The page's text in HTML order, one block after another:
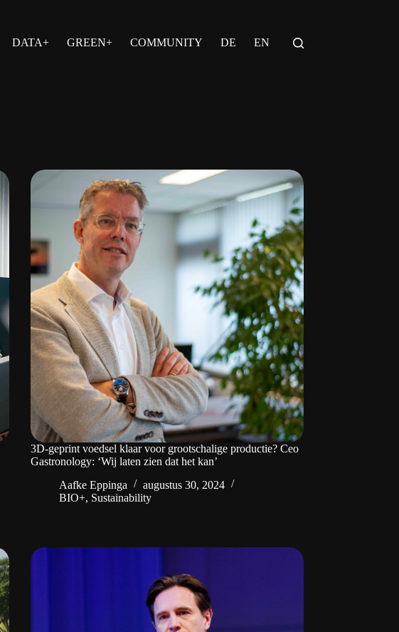
DATA+ GREEN+ COMMUNITY DE EN
3D-geprint voedsel klaar voor grootschalige productie? Ceo
Gastronology: ‘Wij laten zien dat het kan’
Aafke Eppinga
augustus 30, 2024
BIO+, Sustainability